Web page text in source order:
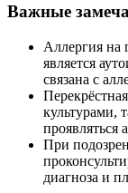
Важные
Аллергия на
является
связана с
культурами,
При
диагноза и